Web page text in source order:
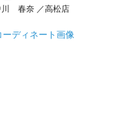
川 春奈 高松店